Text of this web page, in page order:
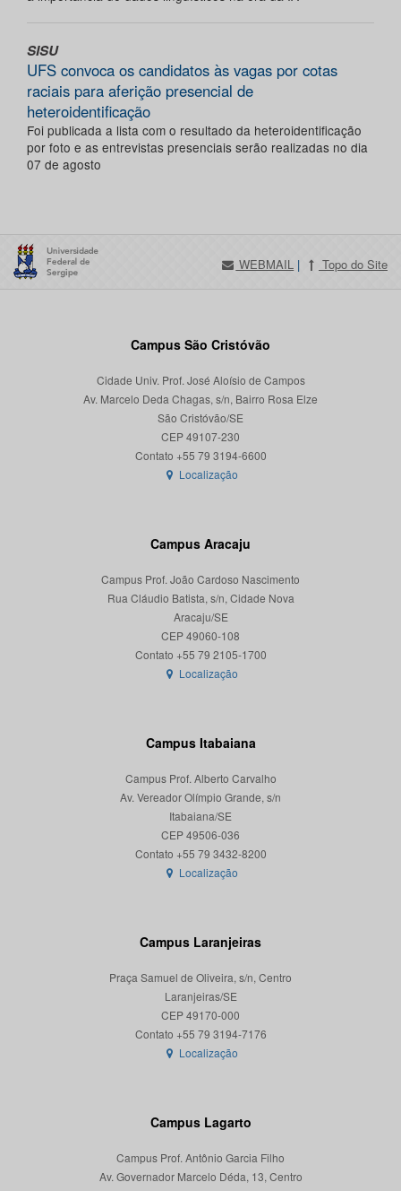
SISU
UFS convoca os candidatos às vagas por cotas
raciais para aferição presencial de
heteroidentificação
Foi publicada a lista com o resultado da heteroidentificação
por foto e as entrevistas presenciais serão realizadas no dia
07 de agosto
WEBMAIL | Topo do Site
Campus São Cristóvão
Cidade Univ. Prof. José Aloísio de Campos
Av. Marcelo Deda Chagas, s/n, Bairro Rosa Elze
São Cristóvão/SE
CEP 49107-230
Localização
Campus Aracaju
Campus Prof. João Cardoso Nascimento
Rua Cláudio Batista, s/n, Cidade Nova
Aracaju/SE
CEP 49060-108
Localização
Campus Itabaiana
Campus Prof. Alberto Carvalho
Av. Vereador Olímpio Grande, s/n
Itabaiana/SE
CEP 49506-036
Localização
Campus Laranjeiras
Praça Samuel de Oliveira, s/n, Centro
Laranjeiras/SE
CEP 49170-000
Localização
Campus Lagarto
Campus Prof. Antônio Garcia Filho
Av. Governador Marcelo Déda, 13, Centro